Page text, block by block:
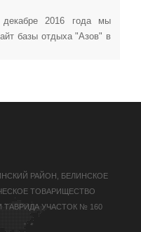
2016 года мы
базы отдыха "Азов" в
РАЙОН, БЕЛИНСКОЕ
ТОВАРИЩЕСТВО
УЧАСТОК № 160